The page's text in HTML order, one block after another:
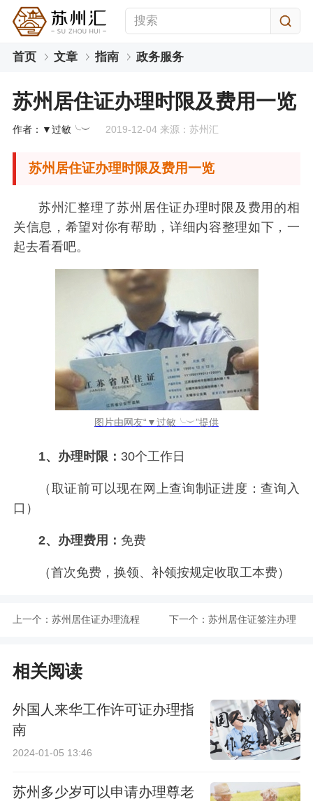
首页 文章 指南 政务服务
苏州居住证办理时限及费用一览
作者：▼过敏╰︶ 2019-12-04 来源：苏州汇
苏州居住证办理时限及费用一览
苏州汇整理了苏州居住证办理时限及费用的相
关信息，希望对你有帮助，详细内容整理如下，一
起去看看吧。
图片由网友“▼过敏╰︶”提供
1、办理时限： 30个工作日
（取证前可以现在网上查询制证进度：查询入
口）
2、办理费用： 免费
（首次免费，换领、补领按规定收取工本费）
上一个： 苏州居住证办理流程 下一个： 苏州居住证签注办理
相关阅读
外国人来华工作许可证办理指
南
2024-01-05 13:46
苏州多少岁可以申请办理尊老